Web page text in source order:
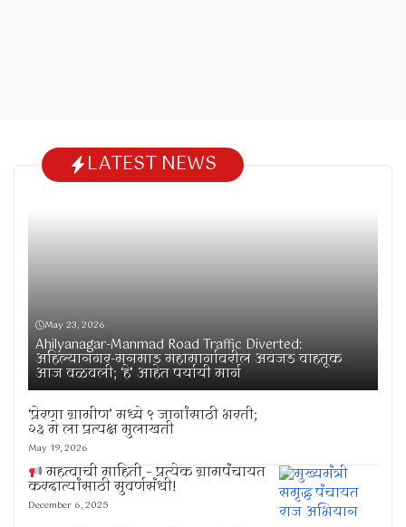
LATEST NEWS
May 23, 2026
Ahilyanagar-Manmad Road Traffic Diverted:
अहिल्यानगर-मनमाड महामार्गावरील अवजड वाहतूक
आज वळवली; ‘हे’ आहेत पर्यायी मार्ग
‘प्रेरणा ग्रामीण’ मध्ये ९ जागांसाठी भरती;
२३ मे ला प्रत्यक्ष मुलाखती
May 19, 2026
महत्वाची माहिती – प्रत्येक ग्रामपंचायत
करदात्यांसाठी सुवर्णसंधी!
December 6, 2025